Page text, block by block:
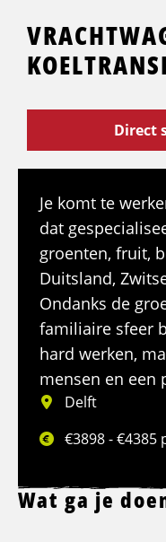
Direct
Je komt te
dat
groenten, fruit,
Duitsland,
Ondanks de
familiaire sfeer
hard werken,
mensen en een
Delft
€3898 - €4385
Wat ga je